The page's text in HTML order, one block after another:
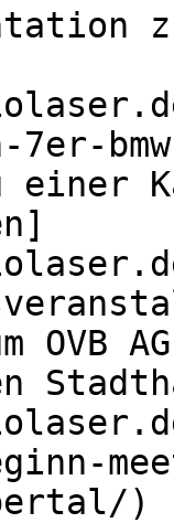
7er-
einer
OVB
)